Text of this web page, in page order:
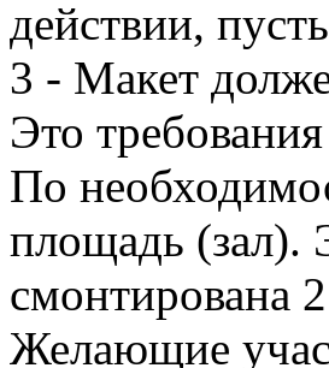
действии,
3 - Макет
Это
По
площадь (зал).
смонтирована
Желающие